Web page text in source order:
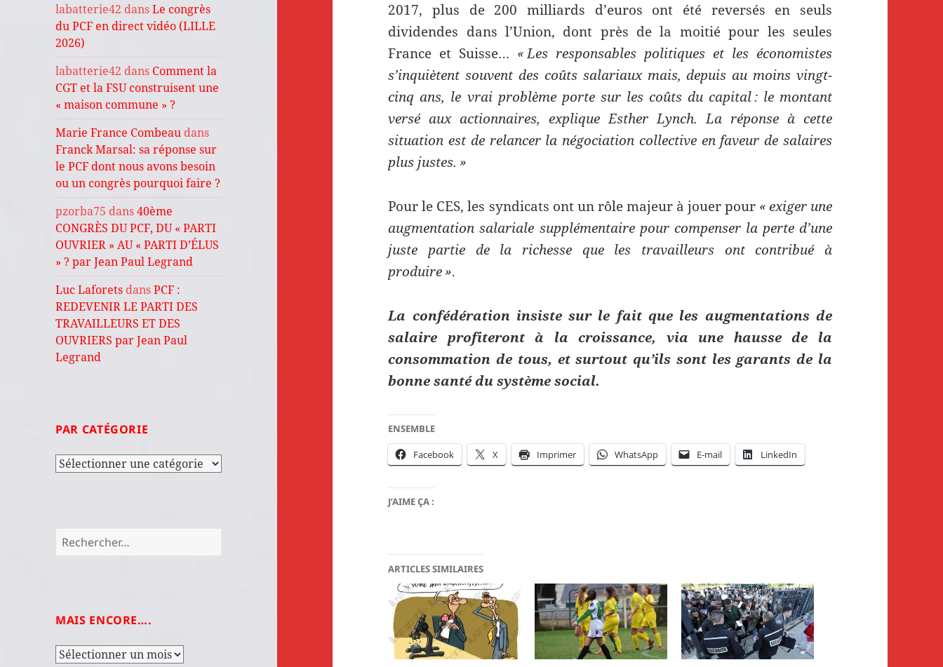
labatterie42 dansLe congrès
du PCF en direct vidéo (LILLE
2026)
labatterie42 dans Comment la
CGT et la FSU construisent une
« maison commune » ?
Marie France Combeau dans
Franck Marsal: sa réponse sur
le PCF dont nous avons besoin
ou un congrès pourquoi faire ?
pzorba75 dans40ème
CONGRÈS DU PCF, DU « PARTI
OUVRIER » AU « PARTI D’ÉLUS
» ? par Jean Paul Legrand
Luc Laforets dansPCF :
REDEVENIR LE PARTI DES
TRAVAILLEURS ET DES
OUVRIERS par Jean Paul
Legrand
PAR CATÉGORIE
Par
Rechercher :
MAIS ENCORE….
Mais
2017, plus de 200 milliards d’euros ont été reversés en seuls
dividendes dans l’Union, dont près de la moitié pour les seules
France et Suisse… « Les responsables politiques et les économistes
s’inquiètent souvent des coûts salariaux mais, depuis au moins vingt-
cinq ans, le vrai problème porte sur les coûts du capital : le montant
versé aux actionnaires, explique Esther Lynch. La réponse à cette
situation est de relancer la négociation collective en faveur de salaires
plus justes. »
Pour le CES, les syndicats ont un rôle majeur à jouer pour « exiger une
augmentation salariale supplémentaire pour compenser la perte d’une
juste partie de la richesse que les travailleurs ont contribué à
produire ».
La confédération insiste sur le fait que les augmentations de
salaire profiteront à la croissance, via une hausse de la
consommation de tous, et surtout qu’ils sont les garants de la
bonne santé du système social.
ENSEMBLE
Facebook X Imprimer WhatsApp E-mail LinkedIn
J’AIME ÇA :
ARTICLES SIMILAIRES